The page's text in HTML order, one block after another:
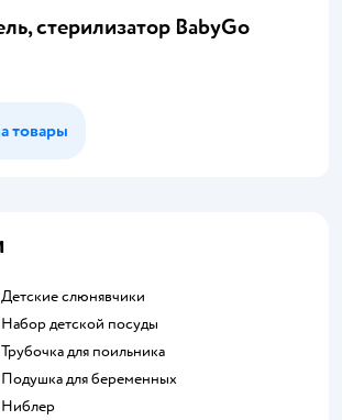
стерилизатор BabyGo
товары
Детские слюнявчики
набор детской посуды
трубочка для поильника
подушка для беременных
ниблер